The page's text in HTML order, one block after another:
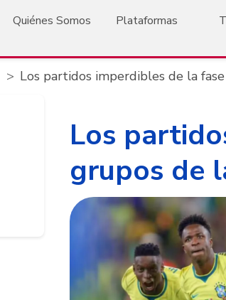
Quiénes Somos Plataformas
Los partidos imperdibles de la
Los
grupos de